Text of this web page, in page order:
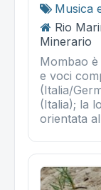
Musica
Rio
Minerario
Mombao
e voci
(Italia/
(Italia); la
orientata